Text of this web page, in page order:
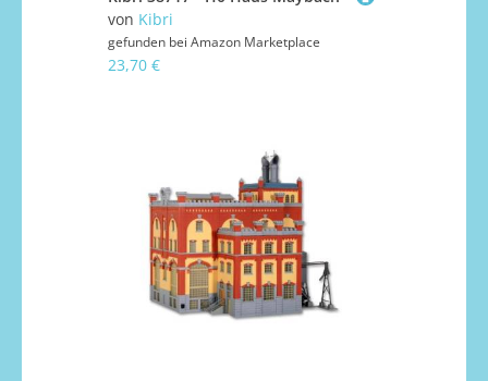
von Kibri
gefunden bei Amazon Marketplace
23,70 €